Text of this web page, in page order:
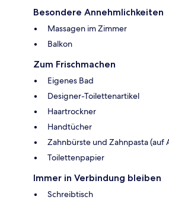
Besondere Annehmlichkeiten
Massagen im Zimmer
Balkon
Zum Frischmachen
Eigenes Bad
Designer-Toilettenartikel
Haartrockner
Handtücher
Zahnbürste und Zahnpasta (auf
Toilettenpapier
Immer in Verbindung bleiben
Schreibtisch